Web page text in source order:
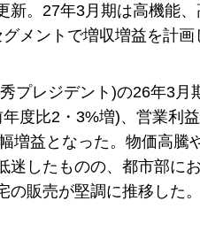
新。27年3月期は高機能、
メントで増収増益を計画
プレジデント)の26年3月
度比2・3%増)、営業利
増益となった。物価高騰
迷したものの、都市部に
販売が堅調に推移した。